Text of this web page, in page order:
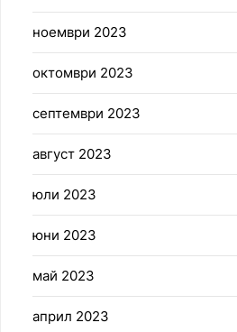
ноември 2023
октомври 2023
септември 2023
август 2023
юли 2023
юни 2023
май 2023
април 2023